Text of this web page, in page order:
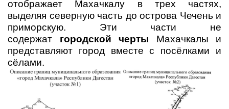
отображает Махачкалу в трех частях,
выделяя северную часть до острова Чечень и
приморскую. Эти части не
содержат городской черты Махачкалы и
представляют город вместе с посёлками и
сёлами.